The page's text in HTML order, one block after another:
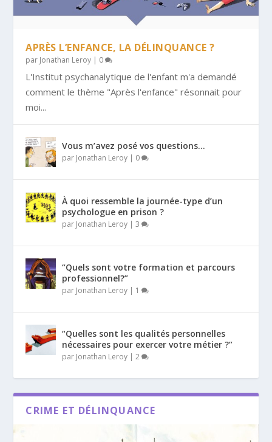
APRÈS L’ENFANCE, LA DÉLINQUANCE ?
par Jonathan Leroy | 0
L'Institut psychanalytique de l'enfant m'a demandé
comment le thème "Après l'enfance" résonnait pour
moi...
Vous m’avez posé vos questions…
par Jonathan Leroy | 0
À quoi ressemble la journée-type d’un
psychologue en prison ?
par Jonathan Leroy |3
“Quels sont votre formation et parcours
professionnel?”
par Jonathan Leroy | 1
“Quelles sont les qualités personnelles
nécessaires pour exercer votre métier ?”
par Jonathan Leroy |2
CRIME ET DÉLINQUANCE